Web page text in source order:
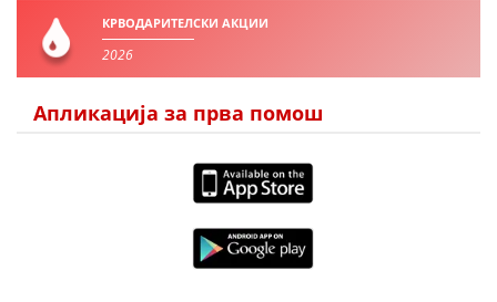
БРОШУРИ
ПОСТЕРИ
ПРЕЗЕНТАЦИИ
КРВОДАРИТЕЛСКИ АКЦИИ
2026
Апликација за прва помош